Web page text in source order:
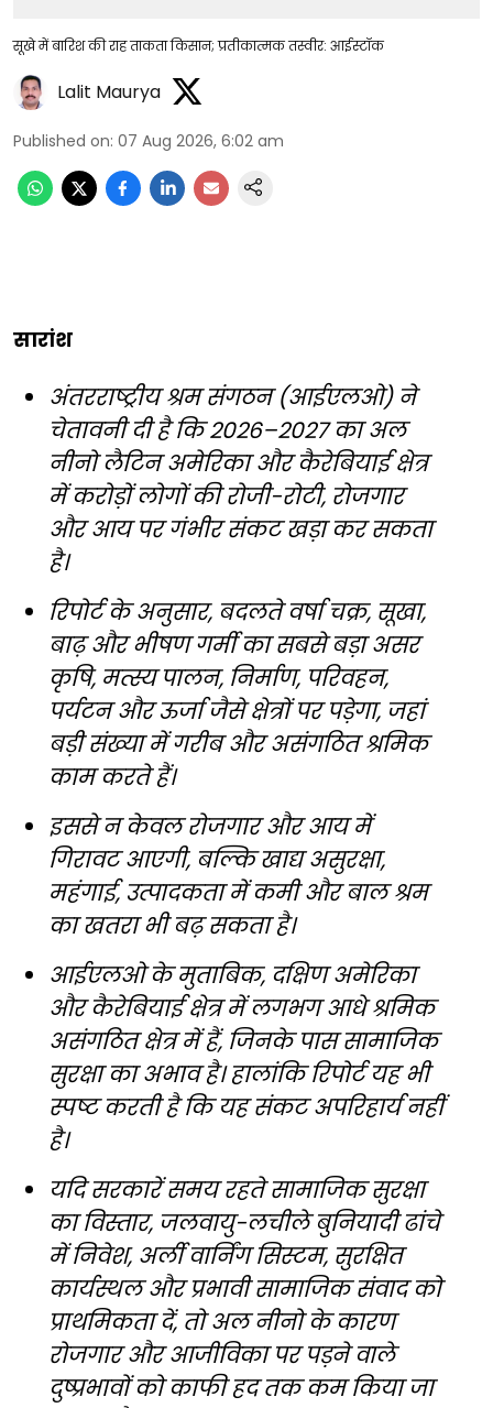
सूखे में बारिश की राह ताकता किसान; प्रतीकात्मक तस्वीर: आईस्टॉक
Lalit Maurya
Published on: 07 Aug 2026, 6:02 am
सारांश
अंतरराष्ट्रीय श्रम संगठन (आईएलओ) ने
चेतावनी दी है कि 2026–2027 का अल
नीनो लैटिन अमेरिका और कैरेबियाई क्षेत्र
में करोड़ों लोगों की रोजी-रोटी, रोजगार
और आय पर गंभीर संकट खड़ा कर सकता
है।
रिपोर्ट के अनुसार, बदलते वर्षा चक्र, सूखा,
बाढ़ और भीषण गर्मी का सबसे बड़ा असर
कृषि, मत्स्य पालन, निर्माण, परिवहन,
पर्यटन और ऊर्जा जैसे क्षेत्रों पर पड़ेगा, जहां
बड़ी संख्या में गरीब और असंगठित श्रमिक
काम करते हैं।
इससे न केवल रोजगार और आय में
गिरावट आएगी, बल्कि खाद्य असुरक्षा,
महंगाई, उत्पादकता में कमी और बाल श्रम
का खतरा भी बढ़ सकता है।
आईएलओ के मुताबिक, दक्षिण अमेरिका
और कैरेबियाई क्षेत्र में लगभग आधे श्रमिक
असंगठित क्षेत्र में हैं, जिनके पास सामाजिक
सुरक्षा का अभाव है। हालांकि रिपोर्ट यह भी
स्पष्ट करती है कि यह संकट अपरिहार्य नहीं
है।
यदि सरकारें समय रहते सामाजिक सुरक्षा
का विस्तार, जलवायु-लचीले बुनियादी ढांचे
में निवेश, अर्ली वार्निंग सिस्टम, सुरक्षित
कार्यस्थल और प्रभावी सामाजिक संवाद को
प्राथमिकता दें, तो अल नीनो के कारण
रोजगार और आजीविका पर पड़ने वाले
दुष्प्रभावों को काफी हद तक कम किया जा